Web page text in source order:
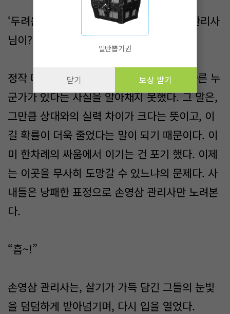
‘두려움에 몸이 굳을 정도의 고수? 손영삼 관리사
님이?’
정작 더 당황한 건, 5명의 사내다. 이곳에 다른 누
군가가 있다는 사실을 알아채지 못했다. 그 말은,
그만큼 상대와의 실력 차이가 크다는 뜻이고, 이
길 확률이 더욱 줄었다는 말이 되기 때문이다. 이
미 한차례의 싸움에서 이기는 건 포기 했다. 이제
는 이곳을 무사히 도망갈 수 있느냐의 문제다. 사
내들은 낭패한 표정으로 손영삼 관리사만 노려본
다.
“흠~!”
손영삼 관리사는, 살기가 가득 담긴 그들의 눈빛
을 덤덤하게 받아넘기며, 다시 입을 열었다.
일반뽑기권
닫기 보상 받기